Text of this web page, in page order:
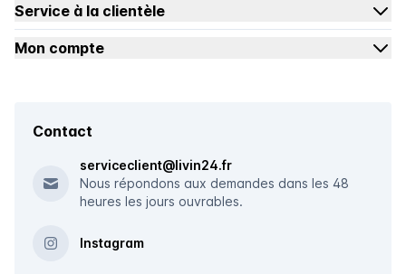
Service à la clientèle
Mon compte
Contact
serviceclient@livin24.fr
Nous répondons aux demandes dans les 48
heures les jours ouvrables.
Instagram